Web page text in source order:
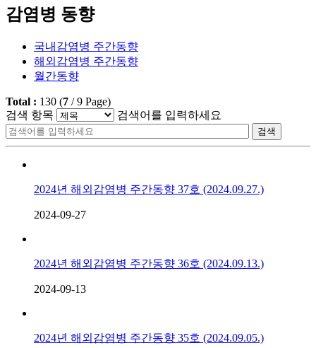
감염병 동향
국내감염병 주간동향
해외감염병 주간동향
월간동향
Total : 130 (7 /9 Page)
검색 항목
검색어를 입력하세요
검색
2024년 해외감염병 주간동향 37호 (2024.09.27.)
2024-09-27
2024년 해외감염병 주간동향 36호 (2024.09.13.)
2024-09-13
2024년 해외감염병 주간동향 35호 (2024.09.05.)